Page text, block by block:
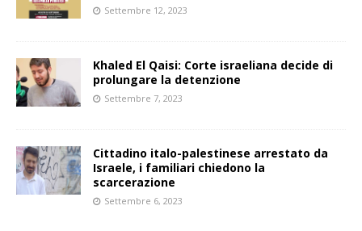
Settembre 12, 2023
Khaled El Qaisi: Corte israeliana decide di
prolungare la detenzione
Settembre 7, 2023
Cittadino italo-palestinese arrestato da
Israele, i familiari chiedono la
scarcerazione
Settembre 6, 2023